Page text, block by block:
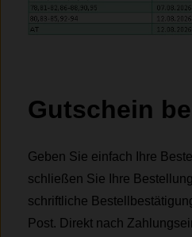
Gutschein
Geben Sie einfach Ihre
schließen Sie Ihre
schriftliche
Post. Direkt nach